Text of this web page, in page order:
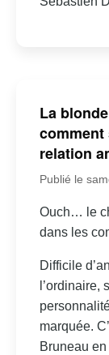
La
relation
Publié le
Ouch… le
dans les
Difficile
marquée.
Bruneau